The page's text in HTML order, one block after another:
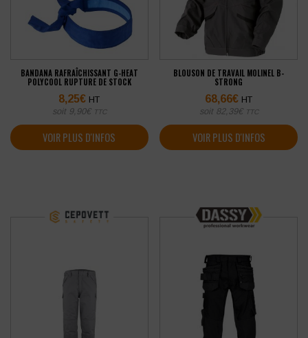
BANDANA RAFRAÎCHISSANT G-HEAT
POLYCOOL RUPTURE DE STOCK
8,25€ HT
soit 9,90€ TTC
VOIR PLUS D'INFOS
BLOUSON DE TRAVAIL MOLINEL B-
STRONG
68,66€ HT
soit 82,39€ TTC
VOIR PLUS D'INFOS